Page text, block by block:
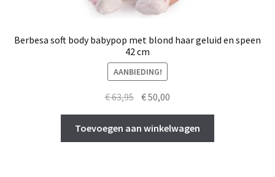
Berbesa soft body babypop met blond haar geluid en speen
42 cm
AANBIEDING!
€63,95 Oorspronkelijke
was:
€ 63,95.
€50,00
is:
€ 50,00.
Toevoegen aan winkelwagen